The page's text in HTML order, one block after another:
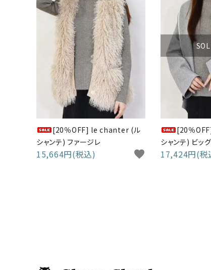
[20％OFF] le chanter (ル
シャンテ) ファージレ
15,664円(税込) favorite
[20％
シャンテ) ビッ
17,424円(税